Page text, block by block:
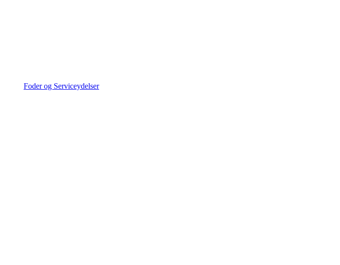
Foder og Serviceydelser